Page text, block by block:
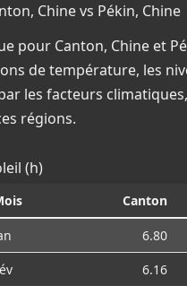
Chine vs Pékin, Chine
pour Canton, Chine et
de température, les
les facteurs
régions.
(h)
Canton
6.80
6.16